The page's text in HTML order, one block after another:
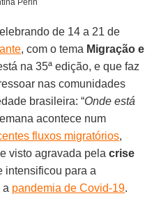
Perin
de 14 a 21 de
, com o tema Migração e
na 35ª edição, e que faz
nas comunidades
brasileira: “Onde está
acontece num
fluxos migratórios,
visto agravada pelacrise
intensificou para a
a pandemia de Covid-19.